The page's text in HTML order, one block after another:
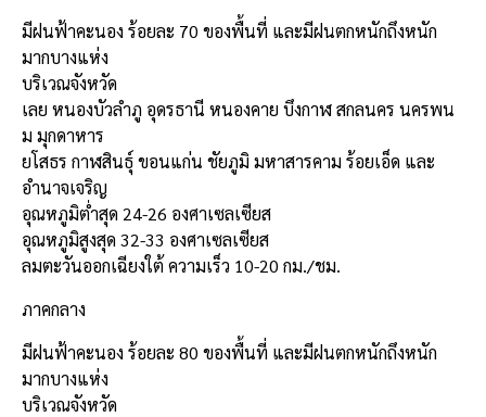
มีฝนฟ้าคะนอง ร้อยละ 70 ของพื้นที่ และมีฝนตกหนักถึงหนัก
มากบางแห่ง
บริเวณจังหวัด
เลย หนองบัวลำภู อุดรธานี หนองคาย บึงกาฬ สกลนคร นครพน
ม มุกดาหาร
ยโสธร กาฬสินธุ์ ขอนแก่น ชัยภูมิ มหาสารคาม ร้อยเอ็ด และ
อำนาจเจริญ
อุณหภูมิต่ำสุด 24-26 องศาเซลเซียส
อุณหภูมิสูงสุด 32-33 องศาเซลเซียส
ลมตะวันออกเฉียงใต้ ความเร็ว 10-20 กม./ชม.
ภาคกลาง
มีฝนฟ้าคะนอง ร้อยละ 80 ของพื้นที่ และมีฝนตกหนักถึงหนัก
มากบางแห่ง
บริเวณจังหวัด